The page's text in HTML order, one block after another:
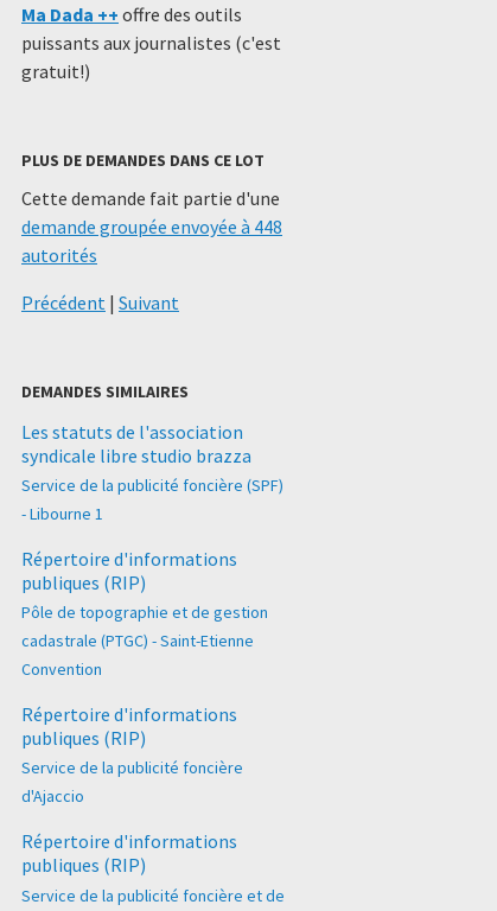
Ma Dada ++ offre des outils
puissants aux journalistes (c'est
gratuit!)
PLUS DE DEMANDES DANS CE LOT
Cette demande fait partie d'une
demande groupée envoyée à 448
autorités
Précédent | Suivant
DEMANDES SIMILAIRES
Les statuts de l'association
syndicale libre studio brazza
Service de la publicité foncière (SPF)
- Libourne 1
Répertoire d'informations
publiques (RIP)
Pôle de topographie et de gestion
cadastrale (PTGC) - Saint-Etienne
Convention
Répertoire d'informations
publiques (RIP)
Service de la publicité foncière
d'Ajaccio
Répertoire d'informations
publiques (RIP)
Service de la publicité foncière et de